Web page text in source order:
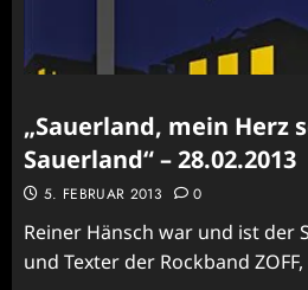
„Sauerland, mein Herz
Sauerland“ – 28.02.2013
5. FEBRUAR 2013 0
Reiner Hänsch war und ist der
und Texter der Rockband ZOFF,